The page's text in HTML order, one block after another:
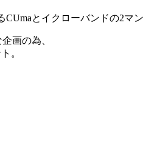
とイクローバンドの2マン
画の為、
。